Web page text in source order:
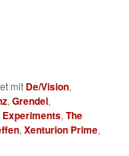
mit De/Vision,
,Grendel,
,The
,Xenturion Prime,